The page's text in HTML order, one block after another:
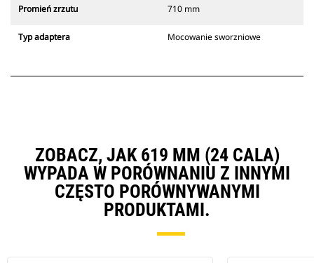
Promień zrzutu 710 mm
Typ adaptera Mocowanie sworzniowe
ZOBACZ, JAK 619 MM (24 CALA)
WYPADA W PORÓWNANIU Z INNYMI
CZĘSTO PORÓWNYWANYMI
PRODUKTAMI.